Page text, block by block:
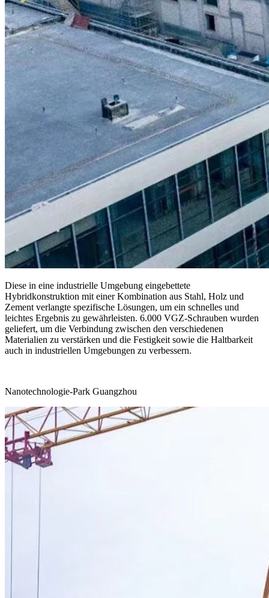
Diese in eine industrielle Umgebung eingebettete
Hybridkonstruktion mit einer Kombination aus Stahl, Holz und
Zement verlangte spezifische Lösungen, um ein schnelles und
leichtes Ergebnis zu gewährleisten. 6.000 VGZ-Schrauben wurden
geliefert, um die Verbindung zwischen den verschiedenen
Materialien zu verstärken und die Festigkeit sowie die Haltbarkeit
auch in industriellen Umgebungen zu verbessern.
Nanotechnologie-Park Guangzhou